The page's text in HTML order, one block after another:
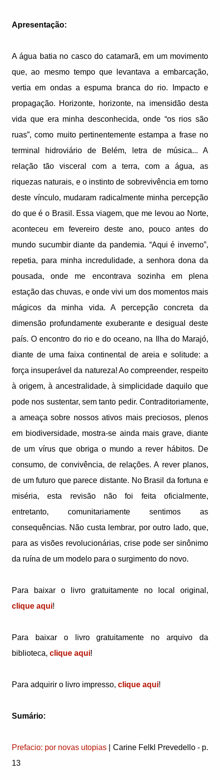
Apresentação:
A água batia no casco do catamarã, em um movimento
que, ao mesmo tempo que levantava a embarcação,
vertia em ondas a espuma branca do rio. Impacto e
propagação. Horizonte, horizonte, na imensidão desta
vida que era minha desconhecida, onde “os rios são
ruas”, como muito pertinentemente estampa a frase no
terminal hidroviário de Belém, letra de música... A
relação tão visceral com a terra, com a água, as
riquezas naturais, e o instinto de sobrevivência em torno
deste vínculo, mudaram radicalmente minha percepção
do que é o Brasil. Essa viagem, que me levou ao Norte,
aconteceu em fevereiro deste ano, pouco antes do
mundo sucumbir diante da pandemia. “Aqui é inverno”,
repetia, para minha incredulidade, a senhora dona da
pousada, onde me encontrava sozinha em plena
estação das chuvas, e onde vivi um dos momentos mais
mágicos da minha vida. A percepção concreta da
dimensão profundamente exuberante e desigual deste
país. O encontro do rio e do oceano, na Ilha do Marajó,
diante de uma faixa continental de areia e solitude: a
força insuperável da natureza! Ao compreender, respeito
à origem, à ancestralidade, à simplicidade daquilo que
pode nos sustentar, sem tanto pedir. Contraditoriamente,
a ameaça sobre nossos ativos mais preciosos, plenos
em biodiversidade, mostra-se ainda mais grave, diante
de um vírus que obriga o mundo a rever hábitos. De
consumo, de convivência, de relações. A rever planos,
de um futuro que parece distante. No Brasil da fortuna e
miséria, esta revisão não foi feita oficialmente,
entretanto, comunitariamente sentimos as
consequências. Não custa lembrar, por outro lado, que,
para as visões revolucionárias, crise pode ser sinônimo
da ruína de um modelo para o surgimento do novo.
Para baixar o livro gratuitamente no local original,
clique aqui!
Para baixar o livro gratuitamente no arquivo da
biblioteca, clique aqui!
Para adquirir o livro impresso, clique aqui!
Sumário:
Prefacio: por novas utopias | Carine Felkl Prevedello - p.
13